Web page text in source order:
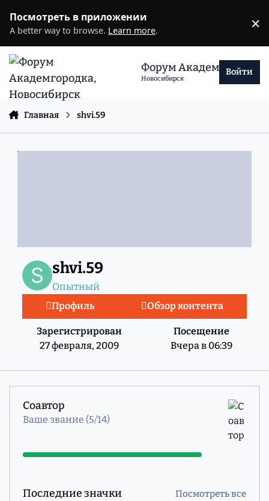
Посмотреть в приложении
A better way to browse. Learn more. ×
Форум Академгородка
Новосибирск
Войти
Главная shvi.59
shvi.59
Опытный
Зарегистрирован
27 февраля, 2009
Посещение
Вчера в 06:39
Профиль Обзор контента
Соавтор
Ваше звание (5/14)
Последние значки Посмотреть все